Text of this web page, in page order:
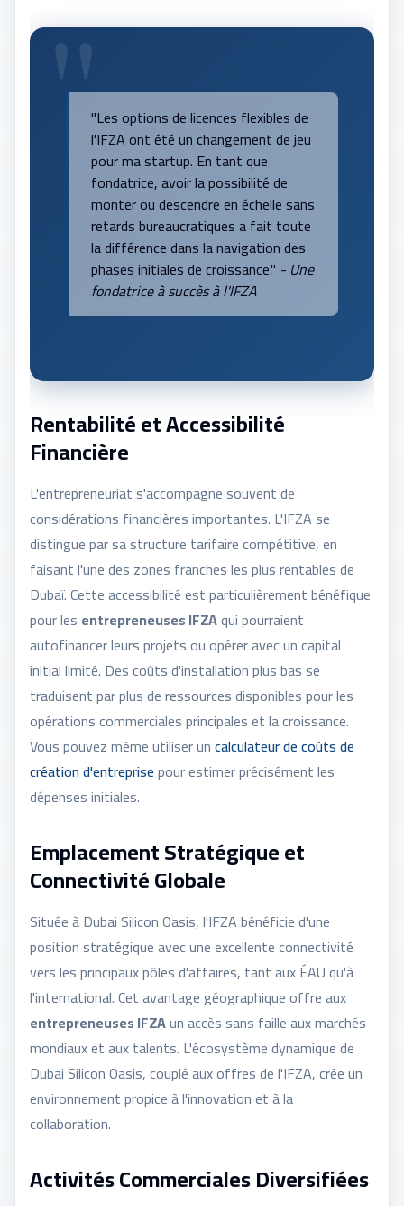
"Les options de licences flexibles de
l'IFZA ont été un changement de jeu
pour ma startup. En tant que
fondatrice, avoir la possibilité de
monter ou descendre en échelle sans
retards bureaucratiques a fait toute
la différence dans la navigation des
phases initiales de croissance." - Une
fondatrice à succès à l'IFZA
Rentabilité et Accessibilité
Financière
L'entrepreneuriat s'accompagne souvent de
considérations financières importantes. L'IFZA se
distingue par sa structure tarifaire compétitive, en
faisant l'une des zones franches les plus rentables de
Dubaï. Cette accessibilité est particulièrement bénéfique
pour les entrepreneuses IFZAqui pourraient
autofinancer leurs projets ou opérer avec un capital
initial limité. Des coûts d'installation plus bas se
traduisent par plus de ressources disponibles pour les
opérations commerciales principales et la croissance.
Vous pouvez même utiliser uncalculateur de coûts de
création d'entreprisepour estimer précisément les
dépenses initiales.
Emplacement Stratégique et
Connectivité Globale
Située à Dubai Silicon Oasis, l'IFZA bénéficie d'une
position stratégique avec une excellente connectivité
vers les principaux pôles d'affaires, tant aux ÉAU qu'à
l'international. Cet avantage géographique offre aux
entrepreneuses IFZAun accès sans faille aux marchés
mondiaux et aux talents. L'écosystème dynamique de
Dubai Silicon Oasis, couplé aux offres de l'IFZA, crée un
environnement propice à l'innovation et à la
collaboration.
Activités Commerciales Diversifiées